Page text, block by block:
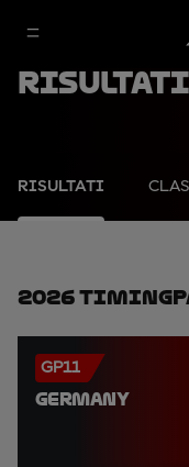
Risultati
RISULTATI
2026
GP11
GERMANY